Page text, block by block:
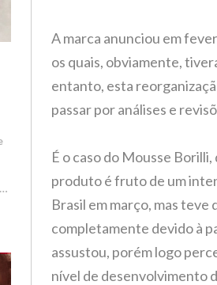
A marca anunciou em
os quais, obviamente,
entanto, esta
passar por análises e
É o caso do Mousse
produto é fruto de um
Brasil em março, mas teve
completamente devido à
assustou, porém logo
nível de desenvolvimento